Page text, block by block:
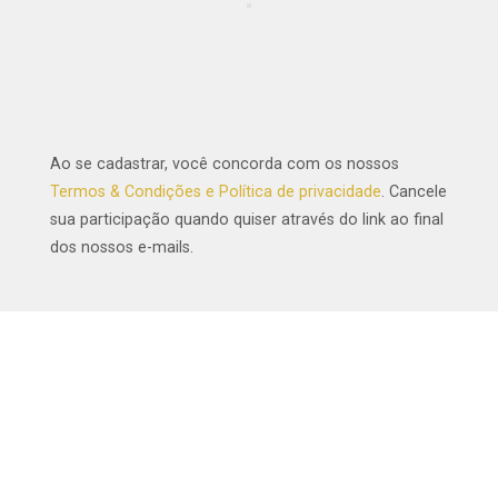
Ao se cadastrar, você concorda com os nossos
Termos & Condições e Política de privacidade. Cancele
sua participação quando quiser através do link ao final
dos nossos e-mails.